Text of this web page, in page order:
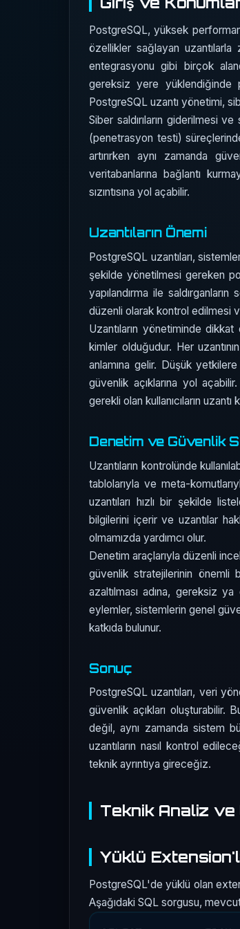
PostgreSQL, yüksek
özellikler sağlayan
entegrasyonu gibi birçok
gereksiz yere yüklendiğinde
PostgreSQL uzantı yönetimi,
Siber saldırıların giderilmesi
(penetrasyon testi)
artırırken aynı zamanda
veritabanlarına bağlantı
sızıntısına yol açabilir.
Uzantıların Önemi
PostgreSQL uzantıları,
şekilde yönetilmesi gereken
yapılandırma ile
düzenli olarak kontrol edilmesi
Uzantıların yönetiminde
kimler olduğudur. Her
anlamına gelir. Düşük yetkilere
güvenlik açıklarına yol
gerekli olan kullanıcıların
Denetim ve Güvenlik
Uzantıların kontrolünde
tablolarıyla ve meta-
uzantıları hızlı bir şekilde
bilgilerini içerir ve uzantılar
olmamızda yardımcı olur.
Denetim araçlarıyla düzenli
güvenlik stratejilerinin önemli
azaltılması adına, gereksiz ya
eylemler, sistemlerin genel
katkıda bulunur.
Sonuç
PostgreSQL uzantıları, veri
güvenlik açıkları oluşturabilir.
değil, aynı zamanda sistem
uzantıların nasıl kontrol
teknik ayrıntıya gireceğiz.
Teknik Analiz ve
Yüklü
PostgreSQL'de yüklü olan
Aşağıdaki SQL sorgusu,